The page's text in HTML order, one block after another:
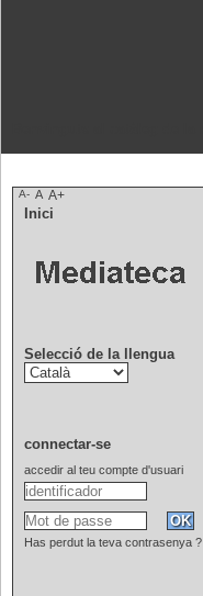
A- A A+
Inici
Selecció de la llengua
connectar-se
accedir al teu compte d'usuari
Has perdut la teva contrasenya ?